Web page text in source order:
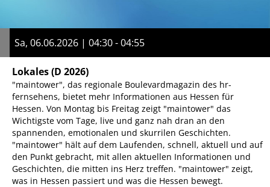
Sa, 06.06.2026 | 04:30 - 04:55
Lokales(D 2026)
"maintower", das regionale Boulevardmagazin des hr-
fernsehens, bietet mehr Informationen aus Hessen für
Hessen. Von Montag bis Freitag zeigt "maintower" das
Wichtigste vom Tage, live und ganz nah dran an den
spannenden, emotionalen und skurrilen Geschichten.
"maintower" hält auf dem Laufenden, schnell, aktuell und auf
den Punkt gebracht, mit allen aktuellen Informationen und
Geschichten, die mitten ins Herz treffen. "maintower" zeigt,
was in Hessen passiert und was die Hessen bewegt.